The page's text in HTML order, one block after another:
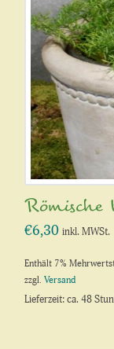
€6,30 inkl. MWSt.
Enthält 7%
zzgl.Versand
Lieferzeit: ca. 48